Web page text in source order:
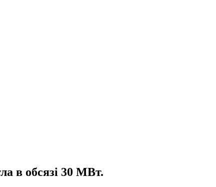
в обсязі 30 МВт.